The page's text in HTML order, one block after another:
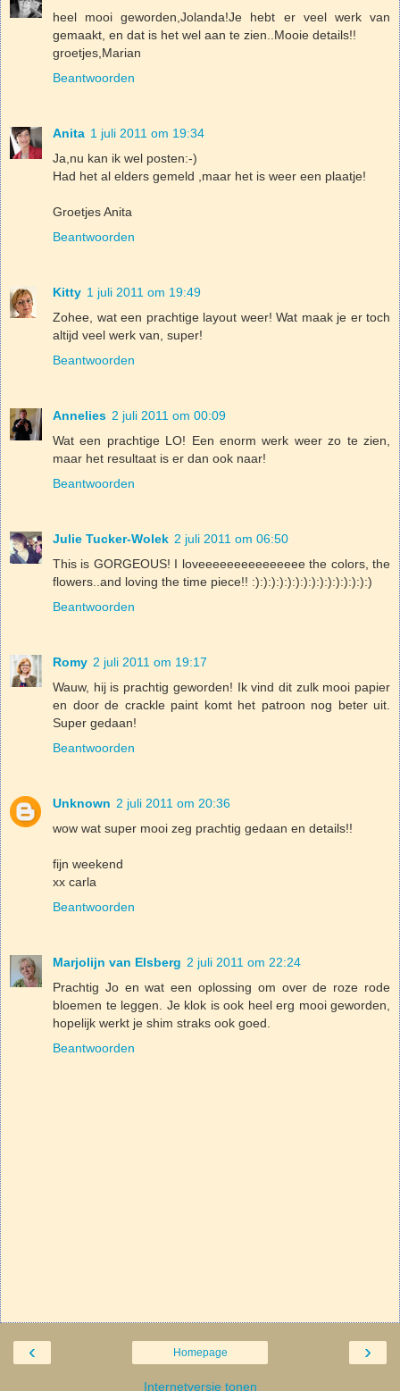
heel mooi geworden,Jolanda!Je hebt er veel werk van
gemaakt, en dat is het wel aan te zien..Mooie details!!
groetjes,Marian
Beantwoorden
Anita 1 juli 2011 om 19:34
Ja,nu kan ik wel posten:-)
Had het al elders gemeld ,maar het is weer een plaatje!
Groetjes Anita
Beantwoorden
Kitty 1 juli 2011 om 19:49
Zohee, wat een prachtige layout weer! Wat maak je er toch
altijd veel werk van, super!
Beantwoorden
Annelies 2 juli 2011 om 00:09
Wat een prachtige LO! Een enorm werk weer zo te zien,
maar het resultaat is er dan ook naar!
Beantwoorden
Julie Tucker-Wolek 2 juli 2011 om 06:50
This is GORGEOUS! I loveeeeeeeeeeeeeee the colors, the
flowers..and loving the time piece!! :):):):):):):):):):):):):):):)
Beantwoorden
Romy 2 juli 2011 om 19:17
Wauw, hij is prachtig geworden! Ik vind dit zulk mooi papier
en door de crackle paint komt het patroon nog beter uit.
Super gedaan!
Beantwoorden
Unknown 2 juli 2011 om 20:36
wow wat super mooi zeg prachtig gedaan en details!!
fijn weekend
xx carla
Beantwoorden
Marjolijn van Elsberg 2 juli 2011 om 22:24
Prachtig Jo en wat een oplossing om over de roze rode
bloemen te leggen. Je klok is ook heel erg mooi geworden,
hopelijk werkt je shim straks ook goed.
Beantwoorden
‹ ›
Homepage
Internetversie tonen